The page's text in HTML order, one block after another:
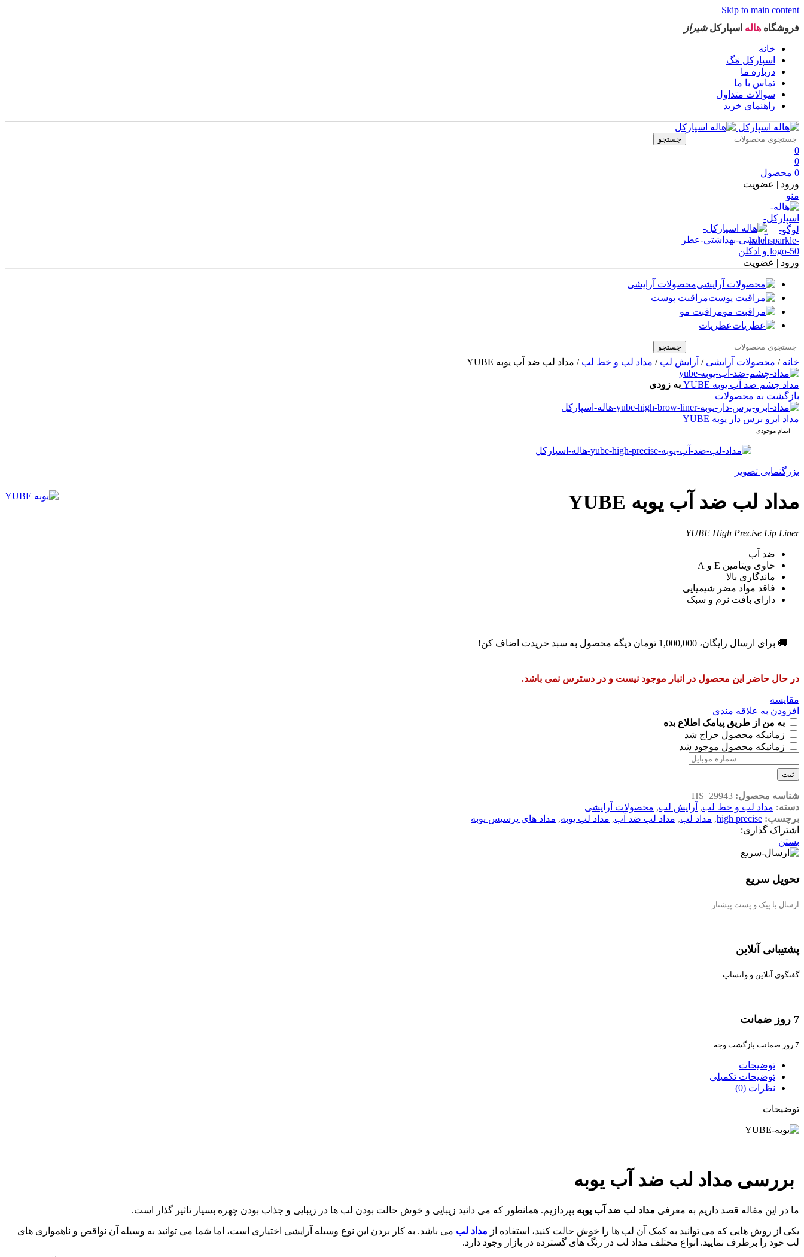
Skip to main content
فروشگاه هاله اسپارکلشیراز
خانه
اسپارکل مَگ
درباره ما
تماس با ما
سوالات متداول
راهنمای خرید
جستجو
0
0
0 محصول
ورود | عضویت
منو
ورود | عضویت
محصولات آرایشی
مراقبت پوست
مراقبت مو
عطریات
جستجو
خانه/ محصولات آرایشی/ آرایش لب/ مداد لب و خط لب/ مداد لب ضد آب یوبه YUBE
مداد چشم ضد آب یوبه YUBE
به زودی
بازگشت به محصولات
مداد ابرو برس دار یوبه YUBE
اتمام موجودی
بزرگنمایی تصویر
مداد لب ضد آب یوبه YUBE
YUBE High Precise Lip Liner
ضد آب
حاوی ویتامین E و A
ماندگاری بالا
فاقد مواد مضر شیمیایی
دارای بافت نرم و سبک
🚚 برای ارسال رایگان، 1,000,000 تومان دیگه محصول به سبد خریدت اضاف کن!
در حال حاضر این محصول در انبار موجود نیست و در دسترس نمی باشد.
مقایسه
افزودن به علاقه مندی
به من از طریق پیامک اطلاع بده
زمانیکه محصول حراج شد
زمانیکه محصول موجود شد
ثبت
شناسه محصول: HS_29943
دسته: مداد لب و خط لب, آرایش لب, محصولات آرایشی
برچسب: high precise
, مداد لب, مداد لب ضد آب, مداد لب یوبه, مداد های پرسیس یوبه
اشتراک گذاری:
بستن
تحویل سریع
ارسال با پیک و پست پیشتاز
پشتیبانی آنلاین
گفتگوی آنلاین و واتساپ
7 روز ضمانت
7 روز ضمانت بازگشت وجه
توضیحات
توضیحات تکمیلی
نظرات (0)
توضیحات
بررسی مداد لب ضد آب یوبه
ما در این مقاله قصد داریم به معرفی مداد لب ضد آب یوبه بپردازیم. همانطور که می دانید زیبایی و خوش حالت بودن لب ها در زیبایی و جذاب بودن چهره بسیار تاثیر گذار است.
یکی از روش هایی که می توانید به کمک آن لب ها را خوش حالت کنید، استفاده از مداد لب می باشد. به کار بردن این نوع وسیله آرایشی اختیاری است، اما شما می توانید به وسیله آن نواقص و ناهمواری های
لب خود را برطرف نمایید. انواع مختلف مداد لب در رنگ های گسترده در بازار وجود دارد.